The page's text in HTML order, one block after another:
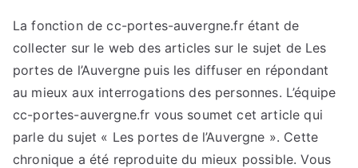
La fonction de cc-portes-auvergne.fr étant de
collecter sur le web des articles sur le sujet de Les
portes de l’Auvergne puis les diffuser en répondant
au mieux aux interrogations des personnes. L’équipe
cc-portes-auvergne.fr vous soumet cet article qui
parle du sujet « Les portes de l’Auvergne ». Cette
chronique a été reproduite du mieux possible. Vous